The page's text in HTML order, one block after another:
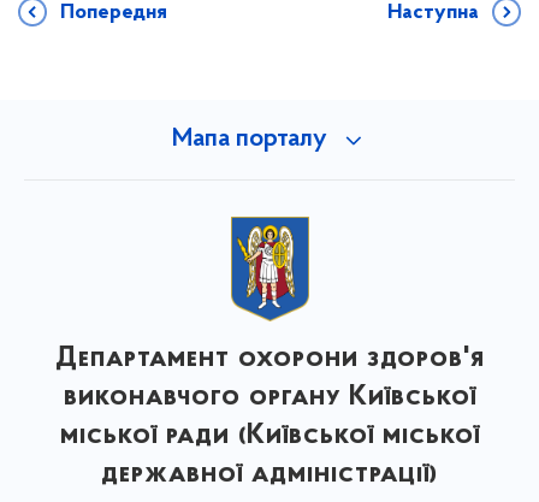
Попередня Наступна
Мапа порталу
Департамент охорони здоров'я
виконавчого органу Київської
міської ради (Київської міської
державної адміністрації)